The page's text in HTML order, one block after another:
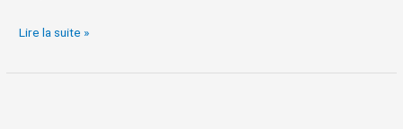
Lire la suite »